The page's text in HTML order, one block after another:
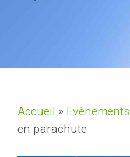
Accueil » Evènements
en parachute